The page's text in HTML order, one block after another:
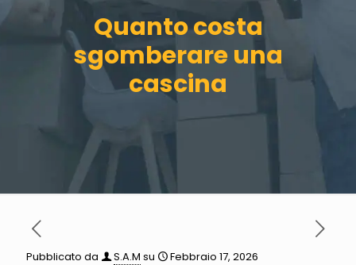
Quanto costa
sgomberare una
cascina
Pubblicato da S.A.M su Febbraio 17, 2026